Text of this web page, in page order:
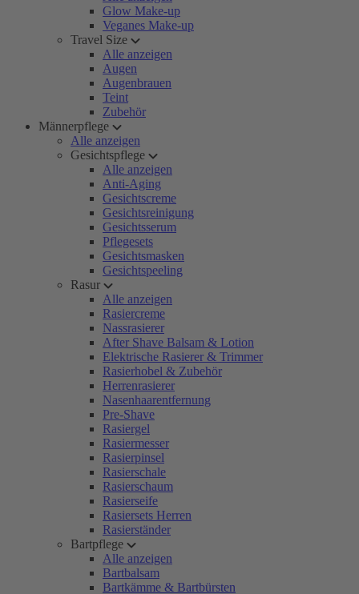
Glow Make-up
Veganes Make-up
Travel Size
Alle anzeigen
Augen
Augenbrauen
Teint
Zubehör
Männerpflege
Alle anzeigen
Gesichtspflege
Alle anzeigen
Anti-Aging
Gesichtscreme
Gesichtsreinigung
Gesichtsserum
Pflegesets
Gesichtsmasken
Gesichtspeeling
Rasur
Alle anzeigen
Rasiercreme
Nassrasierer
After Shave Balsam & Lotion
Elektrische Rasierer & Trimmer
Rasierhobel & Zubehör
Herrenrasierer
Nasenhaarentfernung
Pre-Shave
Rasiergel
Rasiermesser
Rasierpinsel
Rasierschale
Rasierschaum
Rasierseife
Rasiersets Herren
Rasierständer
Bartpflege
Alle anzeigen
Bartbalsam
Bartkämme & Bartbürsten